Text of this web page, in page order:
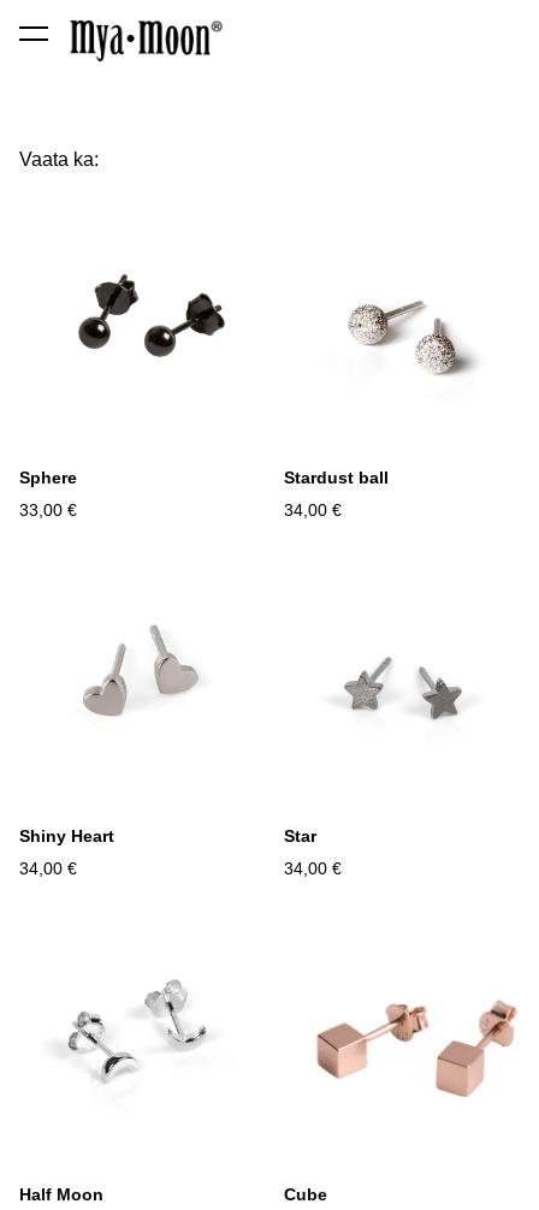
lisati ostukorvi.
Vaata ka:
Sphere
33,00 €
Stardust ball
34,00 €
Shiny Heart
34,00 €
Star
34,00 €
Half Moon
Cube